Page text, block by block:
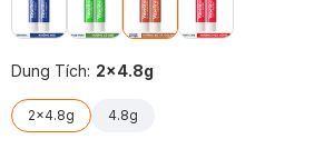
Dung Tích: 2x4.8g
2x4.8g 4.8g